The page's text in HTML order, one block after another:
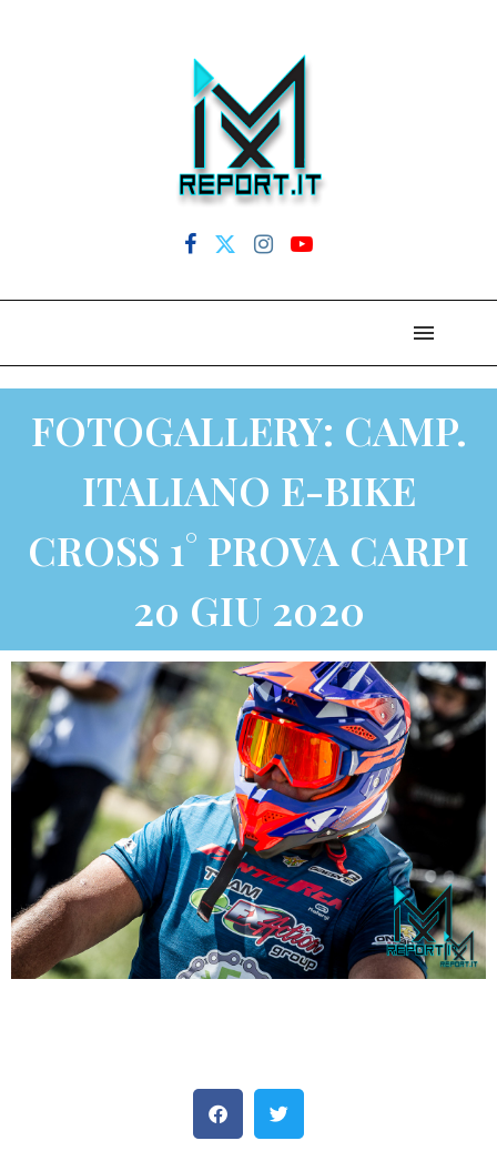
FOTOGALLERY: CAMP.
ITALIANO E-BIKE
CROSS 1° PROVA CARPI
20 GIU 2020